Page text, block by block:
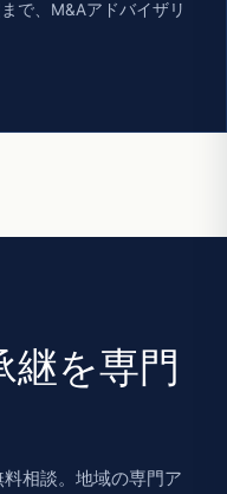
で、M&Aアドバイザリ
継を専門
相談。地域の専門ア